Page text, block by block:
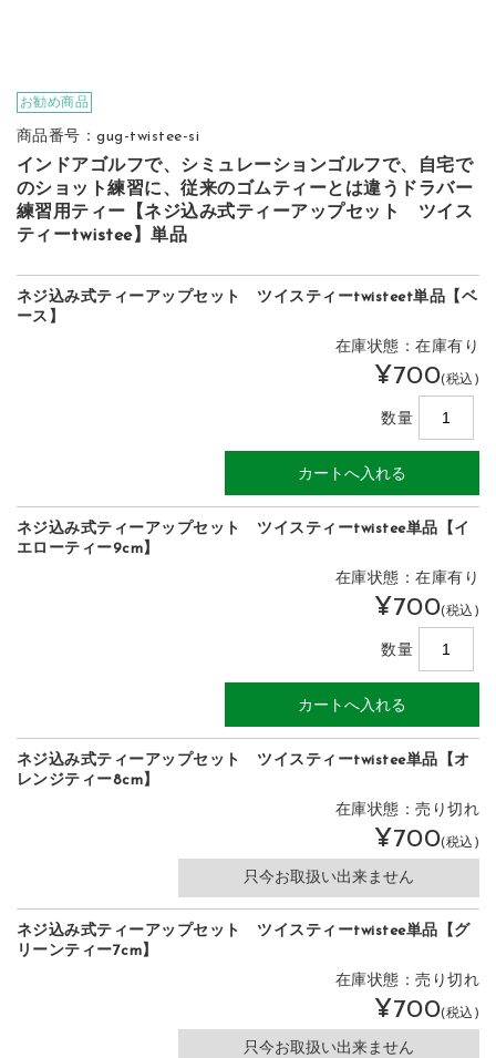
お勧め商品
商品番号：gug-twistee-si
インドアゴルフで、シミュレーションゴルフで、自宅で
のショット練習に、従来のゴムティーとは違うドラバー
練習用ティー【ネジ込み式ティーアップセット ツイス
ティーtwistee】単品
ネジ込み式ティーアップセット ツイスティーtwisteet単品【ベ
ース】
在庫状態：在庫有り
¥700(税込)
数量
ネジ込み式ティーアップセット ツイスティーtwistee単品【イ
エローティー9cm】
在庫状態：在庫有り
¥700(税込)
数量
ネジ込み式ティーアップセット ツイスティーtwistee単品【オ
レンジティー8cm】
在庫状態：売り切れ
¥700(税込)
只今お取扱い出来ません
ネジ込み式ティーアップセット ツイスティーtwistee単品【グ
リーンティー7cm】
在庫状態：売り切れ
¥700(税込)
只今お取扱い出来ません